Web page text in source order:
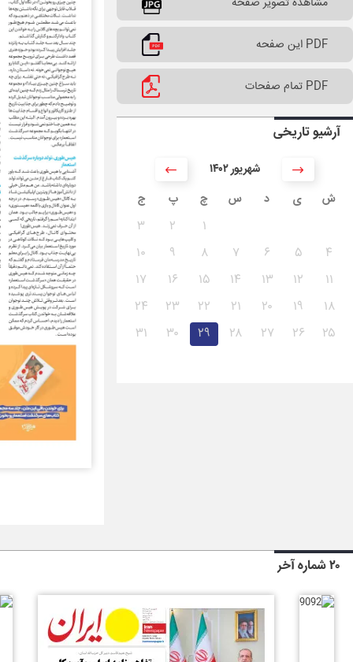
PDF این صفحه
PDF تمام صفحات
آرشیو تاریخی
۱۴۰۲ شهریور
ش
ی د س چ پ ج
۱ ۲
۳
۴
۵ ۶ ۷ ۸ ۹
۱۰
۱۱
۱۲ ۱۳ ۱۴ ۱۵ ۱۶
۱۷
۱۸
۱۹ ۲۰ ۲۱ ۲۲ ۲۳
۲۴
۲۵
۲۶ ۲۷ ۲۸ ۲۹ ۳۰ ۳۱
۲۰ شماره آخر